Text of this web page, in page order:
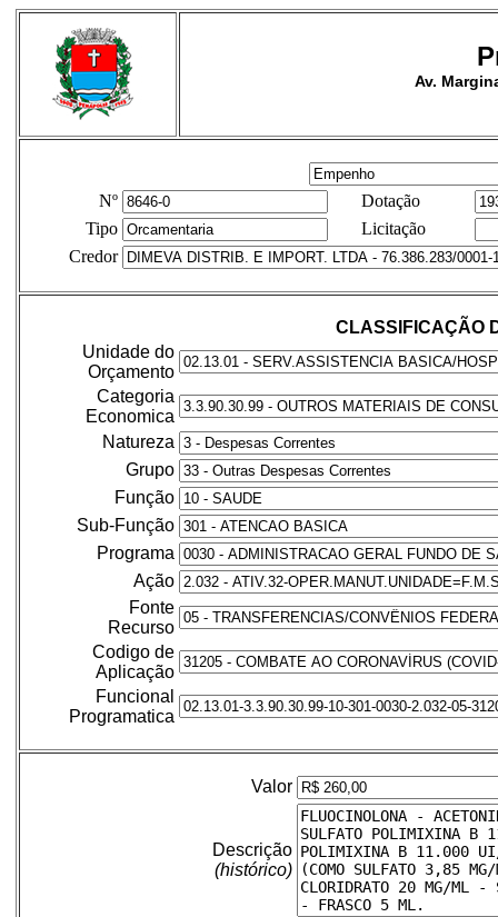
Av.
Nº
Dotação
Tipo
Licitação
Credor
CLASSIFICAÇÃO
Unidade do
Orçamento
Categoria
Economica
Natureza
Grupo
Função
Sub-Função
Programa
Ação
Fonte
Recurso
Codigo de
Aplicação
Funcional
Programatica
Valor
Descrição
(histórico)